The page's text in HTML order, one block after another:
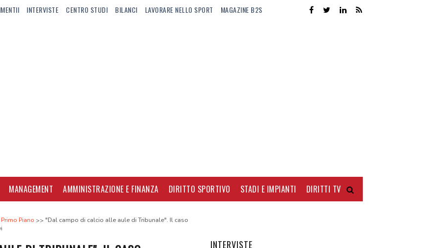
INTERVISTE CENTRO STUDI BILANCI LAVORARE NELLO SPORT MAGAZINE B2S
MANAGEMENT AMMINISTRAZIONE E FINANZA DIRITTO SPORTIVO STADI E IMPIANTI DIRITTI TV
Primo Piano
"Dal campo di calcio alle aule di Tribunale". Il caso
INTERVISTE